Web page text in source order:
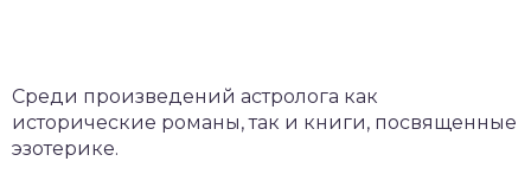
Среди произведений астролога как
исторические романы, так и книги, посвященные
эзотерике.